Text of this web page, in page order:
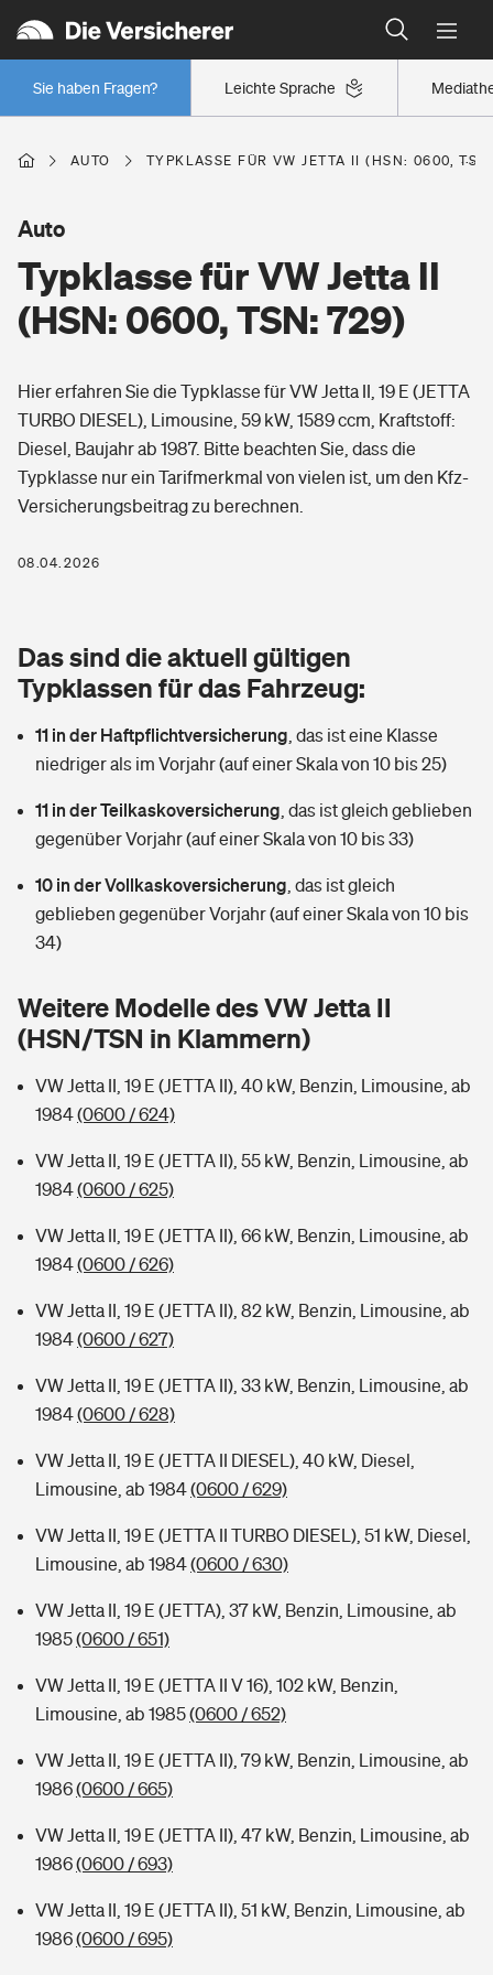
Leichte Sprache
Sie haben Fragen?
Wer versichert was: Jetzt Versicherer finden
Regionalklassen: So ist Ihre Region eingestuft
Wer versichert was: Jetzt Versicherer finden
Berufsunfähigkeitsversicherung
Erwerbsunfähigkeitsversicherung
Grundfähigkeitsversicherung
Arbeitsrechtsschutz
Berufshaftpflichtversicherung
Zur Übersicht
Tools
Wer versichert was: Jetzt Versicherer finden
Sie haben Fragen?
Wohnen
Elementarversicherung
Glasversicherung
Mietkautionsversicherung
Restkreditversicherung
Zur Übersicht
Hochwasser-Check: Wie gefährdet ist Ihr Haus?
Wer versichert was: Jetzt Versicherer finden
Sie haben Fragen?
Freizeit
Pri­vate Haft­pflicht­
Kinderunfall­ver­si­che­rung
Kinderinvalidität
Reiseversicherung
Pferdehalter-Haftpflicht
Private Cyberversicherung
Musikinstrumentenversicherung
Zur Übersicht
Tools
Kinderunfall-Check: Mehr Sicherheit für deine Kids
Sie haben Fragen?
Gesundheit
Private Krankenversicherung
Dread-Disease-Versicherung
Tierkrankenversicherung
Wer versichert was: Jetzt Versicherer finden
Sie haben Fragen?
Rentenrechner: Wie viel Geld bekomme ich im Alter?
AUTO TYPKLASSE FÜR VW JETTA II (HSN: 0600,
Typklasse für VW Jetta II
(HSN: 0600, TSN: 729)
Auto
Hier erfahren Sie die Typklasse für VW Jetta II, 19 E (JETTA
TURBO DIESEL), Limousine, 59 kW, 1589 ccm, Kraftstoff:
Diesel, Baujahr ab 1987. Bitte beachten Sie, dass die
Typklasse nur ein Tarifmerkmal von vielen ist, um den Kfz-
Versicherungsbeitrag zu berechnen.
08.04.2026
Das sind die aktuell gültigen
Typklassen für das Fahrzeug:
11 in der Haftpflichtversicherung das ist eine Klasse
niedriger als im Vorjahr (auf einer Skala von 10 bis 25)
11 in der Teilkaskoversicherung das ist gleich geblieben
gegenüber Vorjahr (auf einer Skala von 10 bis 33)
10 in der Vollkaskoversicherung das ist gleich
geblieben gegenüber Vorjahr (auf einer Skala von 10 bis
34)
Weitere Modelle des VW Jetta II
(HSN/TSN in Klammern)
VW Jetta II, 19 E (JETTA II), 40 kW, Benzin, Limousine, ab
1984(0600 / 624)
VW Jetta II, 19 E (JETTA II), 55 kW, Benzin, Limousine, ab
1984(0600 / 625)
VW Jetta II, 19 E (JETTA II), 66 kW, Benzin, Limousine, ab
1984(0600 / 626)
VW Jetta II, 19 E (JETTA II), 82 kW, Benzin, Limousine, ab
1984(0600 / 627)
VW Jetta II, 19 E (JETTA II), 33 kW, Benzin, Limousine, ab
1984(0600 / 628)
VW Jetta II, 19 E (JETTA II DIESEL), 40 kW, Diesel,
Limousine, ab 1984(0600 / 629)
VW Jetta II, 19 E (JETTA II TURBO DIESEL), 51 kW, Diesel,
Limousine, ab 1984(0600 / 630)
VW Jetta II, 19 E (JETTA), 37 kW, Benzin, Limousine, ab
1985(0600 / 651)
VW Jetta II, 19 E (JETTA II V 16), 102 kW, Benzin,
Limousine, ab 1985(0600 / 652)
VW Jetta II, 19 E (JETTA II), 79 kW, Benzin, Limousine, ab
1986(0600 / 665)
VW Jetta II, 19 E (JETTA II), 47 kW, Benzin, Limousine, ab
1986(0600 / 693)
VW Jetta II, 19 E (JETTA II), 51 kW, Benzin, Limousine, ab
1986(0600 / 695)